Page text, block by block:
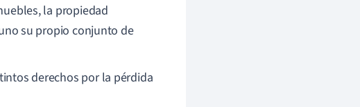
la propiedad
su propio conjunto de
derechos por la pérdida